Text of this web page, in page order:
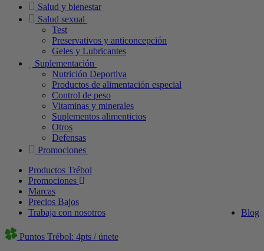
Salud y bienestar
Salud sexual
Test
Preservativos y anticoncepción
Geles y Lubricantes
Suplementación
Nutrición Deportiva
Productos de alimentación especial
Control de peso
Vitaminas y minerales
Suplementos alimenticios
Otros
Defensas
Promociones
Productos Trébol
Promociones
Marcas
Precios Bajos
Blog
Trabaja con nosotros
Puntos Trébol: 4pts / únete